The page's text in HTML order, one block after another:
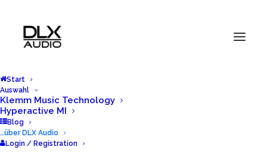
Start
Auswahl
Klemm Music Technology
Hyperactive MI
Blog
…über DLX Audio
Login / Registration